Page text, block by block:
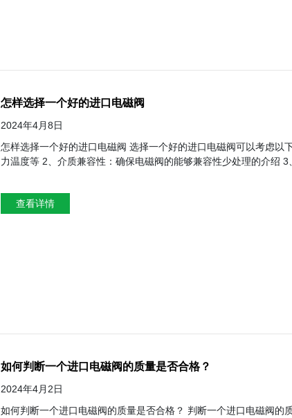
怎样选择一个好的进口电磁阀
2024年4月8日
怎样选择一个好的进口电磁阀 选择一个好的进口电磁阀可以考虑以下几方面 1、应用需求：确保电池花的使用常见和工作条件、例如介质类型、压
力温度等 2、介质兼容性：确保电磁阀的能够兼容性少处理的介绍 3、工作压力和流量：根据系统的压力和流量要求、选择合适的电磁阀规格 4、电
查看详情
如何判断一个进口电磁阀的质量是否合格？
2024年4月2日
如何判断一个进口电磁阀的质量是否合格？ 判断一个进口电磁阀的质量是否合格、可以从以下几个方面进行考量 1、品牌和信誉：选择知名度品牌